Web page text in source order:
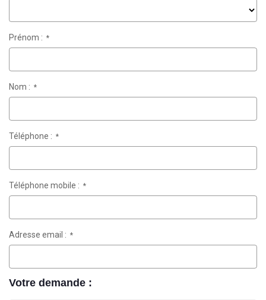
Prénom : *
Nom : *
Téléphone : *
Téléphone mobile : *
Adresse email : *
Votre demande :